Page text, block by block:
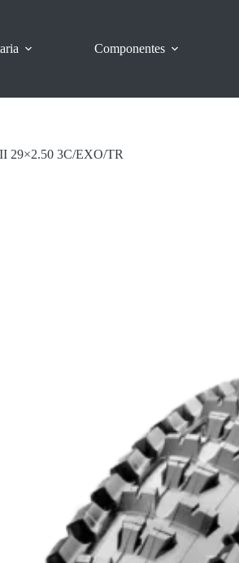
Componentes
29×2.50 3C/EXO/TR